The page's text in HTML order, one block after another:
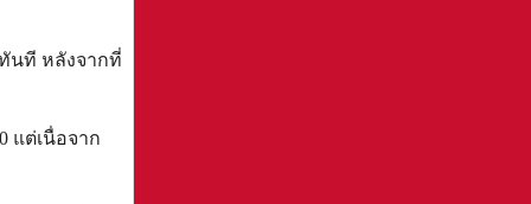
นที หลังจากที่
แต่เนื่อจาก